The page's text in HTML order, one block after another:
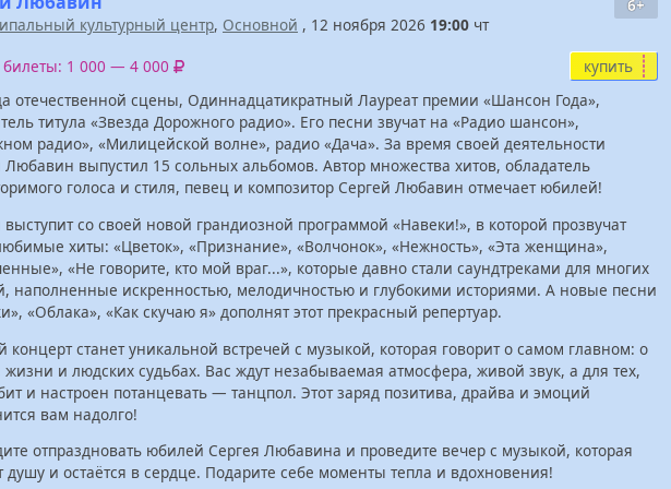
6+
культурный центр, Основной , 12 ноября 2026 19:00 чт
билеты: 1 000 — 4 000
купить
отечественной сцены, Одиннадцатикратный Лауреат премии «Шансон Года»,
титула «Звезда Дорожного радио». Его песни звучат на «Радио шансон»,
радио», «Милицейской волне», радио «Дача». За время своей деятельности
Любавин выпустил 15 сольных альбомов. Автор множества хитов, обладатель
голоса и стиля, певец и композитор Сергей Любавин отмечает юбилей!
выступит со своей новой грандиозной программой «Навеки!», в которой прозвучат
хиты: «Цветок», «Признание», «Волчонок», «Нежность», «Эта женщина»,
«Не говорите, кто мой враг...», которые давно стали саундтреками для многих
наполненные искренностью, мелодичностью и глубокими историями. А новые песни
«Облака», «Как скучаю я» дополнят этот прекрасный репертуар.
концерт станет уникальной встречей с музыкой, которая говорит о самом главном: о
и людских судьбах. Вас ждут незабываемая атмосфера, живой звук, а для тех,
и настроен потанцевать — танцпол. Этот заряд позитива, драйва и эмоций
вам надолго!
отпраздновать юбилей Сергея Любавина и проведите вечер с музыкой, которая
душу и остаётся в сердце. Подарите себе моменты тепла и вдохновения!